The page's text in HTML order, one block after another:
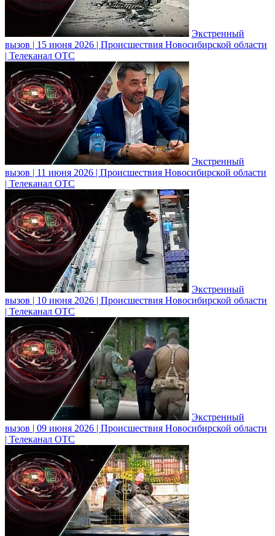
Экстренный
вызов | 15 июня 2026 | Происшествия Новосибирской области
| Телеканал ОТС
Экстренный
вызов | 11 июня 2026 | Происшествия Новосибирской области
| Телеканал ОТС
Экстренный
вызов | 10 июня 2026 | Происшествия Новосибирской области
| Телеканал ОТС
Экстренный
вызов | 09 июня 2026 | Происшествия Новосибирской области
| Телеканал ОТС